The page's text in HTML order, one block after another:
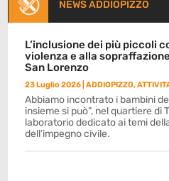
NEWS ADDIOPIZZO
L’inclusione dei più piccoli
violenza e alla
San Lorenzo
23 Luglio 2026 |ADDIOPIZZO,
Abbiamo incontrato i bambini
insieme si può”, nel quartiere di
laboratorio dedicato ai temi
dell’impegno civile.